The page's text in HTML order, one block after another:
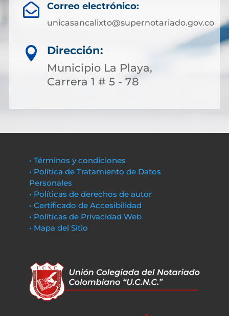
 Correo electrónico:
unicasancalixto@supernotariado.gov.co

Dirección:
Municipio La Playa,
Carrera 1 # 5 - 78
• Términos y condiciones
• Política de Tratamiento de Datos
Personales
• Políticas de derechos de autor
• Certificado de Accesibilidad
• Políticas de Privacidad Web
• Mapa del Sitio